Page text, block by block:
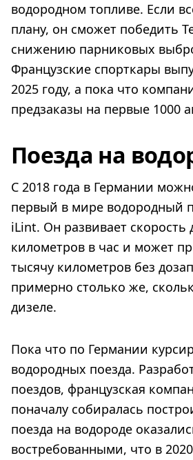
водородном топливе. Если
плану, он сможет победить
снижению парниковых
Французские спорткары
2025 году, а пока что
предзаказы на первые 1000
Поезда на
С 2018 года в Германии
первый в мире водородный
iLint. Он развивает скорость
километров в час и может
тысячу километров без
примерно столько же,
дизеле.
Пока что по Германии
водородных поезда.
поездов, французская
поначалу собиралась
поезда на водороде
востребованными, что в